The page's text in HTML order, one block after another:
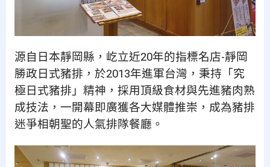
源自日本靜岡縣，屹立近20年的指標名店-靜岡
勝政日式豬排，於2013年進軍台灣，秉持「究
極日式豬排」精神，採用頂級食材與先進豬肉熟
成技法，一開幕即廣獲各大媒體推崇，成為豬排
迷爭相朝聖的人氣排隊餐廳。